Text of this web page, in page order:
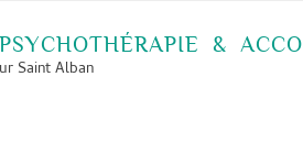
PSYCHOTHÉRAPIE & ACCO
Saint Alban